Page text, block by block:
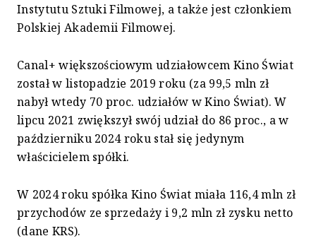
Instytutu Sztuki Filmowej, a także jest członkiem
Polskiej Akademii Filmowej.
Canal+ większościowym udziałowcem Kino Świat
został w listopadzie 2019 roku (za 99,5 mln zł
nabył wtedy 70 proc. udziałów w Kino Świat). W
lipcu 2021 zwiększył swój udział do 86 proc., a w
październiku 2024 roku stał się jedynym
właścicielem spółki.
W 2024 roku spółka Kino Świat miała 116,4 mln zł
przychodów ze sprzedaży i 9,2 mln zł zysku netto
(dane KRS).